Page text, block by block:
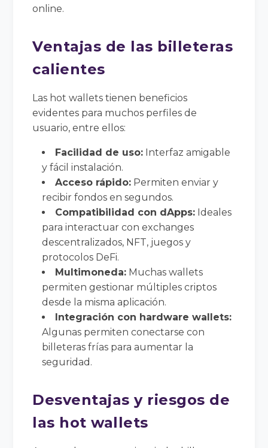
online.
Ventajas de las billeteras
calientes
Las hot wallets tienen beneficios
evidentes para muchos perfiles de
usuario, entre ellos:
Facilidad de uso: Interfaz amigable
y fácil instalación.
Acceso rápido: Permiten enviar y
recibir fondos en segundos.
Compatibilidad con dApps: Ideales
para interactuar con exchanges
descentralizados, NFT, juegos y
protocolos DeFi.
Multimoneda: Muchas wallets
permiten gestionar múltiples criptos
desde la misma aplicación.
Integración con hardware wallets:
Algunas permiten conectarse con
billeteras frías para aumentar la
seguridad.
Desventajas y riesgos de
las hot wallets